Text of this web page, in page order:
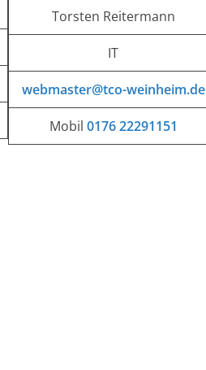
Torsten Reitermann
IT
webmaster@tco-weinheim.de
Mobil 0176 22291151